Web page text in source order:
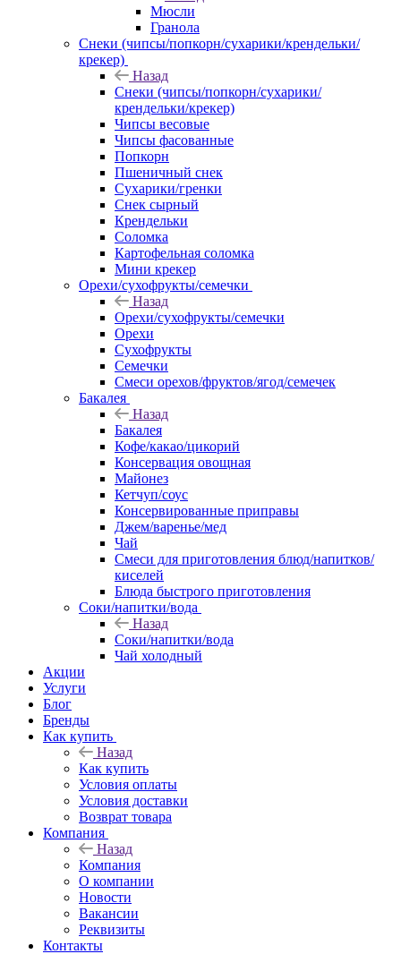
Мюсли
Гранола
Снеки (чипсы/попкорн/сухарики/крендельки/
крекер)
Назад
Снеки (чипсы/попкорн/сухарики/
крендельки/крекер)
Чипсы весовые
Чипсы фасованные
Попкорн
Пшеничный снек
Сухарики/гренки
Снек сырный
Крендельки
Соломка
Картофельная соломка
Мини крекер
Орехи/сухофрукты/семечки
Назад
Орехи/сухофрукты/семечки
Орехи
Сухофрукты
Семечки
Смеси орехов/фруктов/ягод/семечек
Бакалея
Назад
Бакалея
Кофе/какао/цикорий
Консервация овощная
Майонез
Кетчуп/соус
Консервированные приправы
Джем/варенье/мед
Чай
Смеси для приготовления блюд/напитков/
киселей
Блюда быстрого приготовления
Соки/напитки/вода
Назад
Соки/напитки/вода
Чай холодный
Акции
Услуги
Блог
Бренды
Как купить
Назад
Как купить
Условия оплаты
Условия доставки
Возврат товара
Компания
Назад
Компания
О компании
Новости
Вакансии
Реквизиты
Контакты